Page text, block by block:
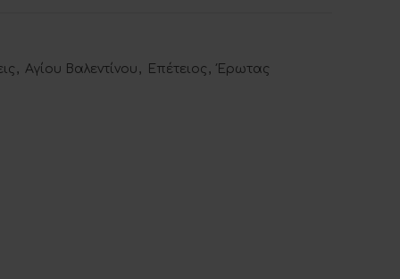
, Αγίου Βαλεντίνου , Επέτειος , Έρωτας